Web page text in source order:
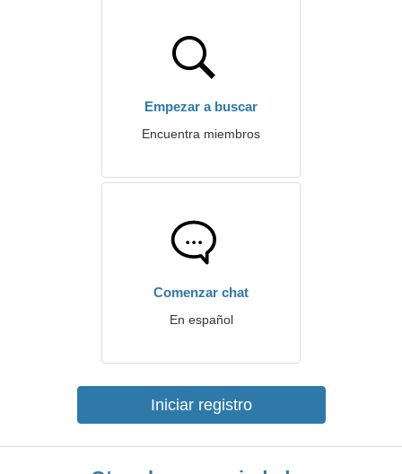
Empezar a buscar
Encuentra miembros
Comenzar chat
En español
Iniciar registro